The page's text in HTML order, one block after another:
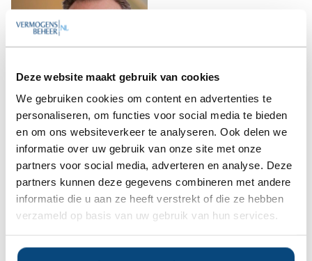
Deze website maakt gebruik van cookies
We gebruiken cookies om content en advertenties te
personaliseren, om functies voor social media te bieden
en om ons websiteverkeer te analyseren. Ook delen we
informatie over uw gebruik van onze site met onze
partners voor social media, adverteren en analyse. Deze
partners kunnen deze gegevens combineren met andere
informatie die u aan ze heeft verstrekt of die ze hebben
verzameld op basis van uw gebruik van hun services.
Eric Hoepelman, Financieel
Planner
Meer overEric »
Marketing, IT & operationeel